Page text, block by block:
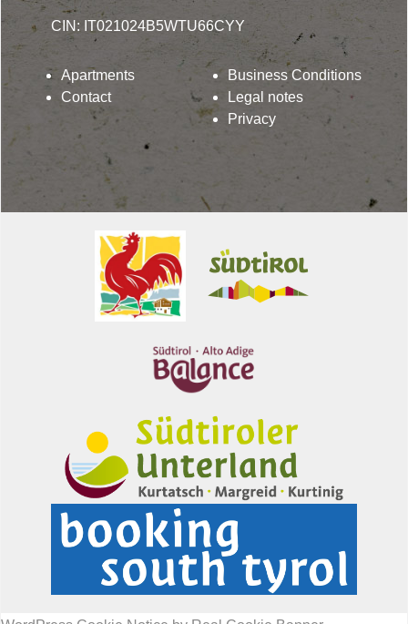
CIN: IT021024B5WTU66CYY
Apartments
Contact
Business Conditions
Legal notes
Privacy
Lindenhof